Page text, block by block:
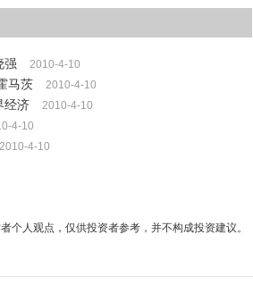
强 2010-4-10
马茨 2010-4-10
经济 2010-4-10
4-10
2010-4-10
个人观点，仅供投资者参考，并不构成投资建议。